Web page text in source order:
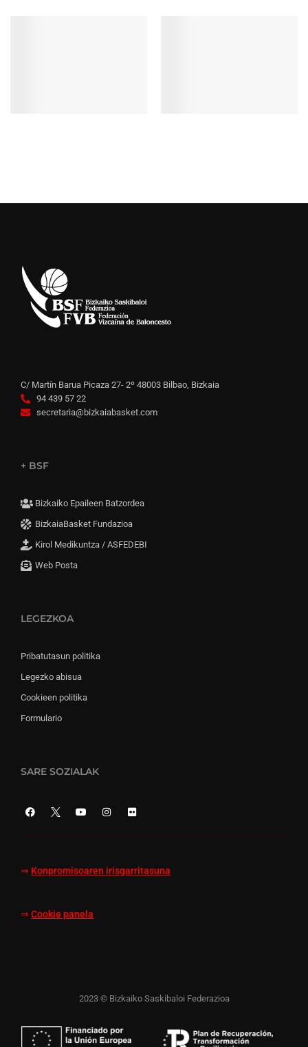
C/ Martín Barua Picaza 27- 2º 48003 Bilbao, Bizkaia
94 439 57 22
secretaria@bizkaiabasket.com
+ BSF
Bizkaiko Epaileen Batzordea
BizkaiaBasket Fundazioa
Kirol Medikuntza / ASFEDEBI
Web Posta
LEGEZKOA
Pribatutasun politika
Legezko abisua
Cookieen politika
Formulario
SARE SOZIALAK
⇒ Konpromisoaren irisgarritasuna
⇒ Cookie panela
2023 © Bizkaiko Saskibaloi Federazioa